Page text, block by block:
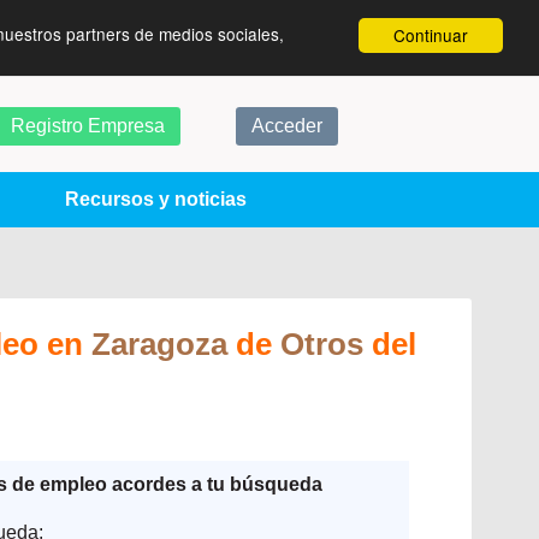
Continuar
partners de medios sociales,
Registro Empresa Acceder
Recursos y noticias
en Zaragozade Otros del
de empleo acordes a tu búsqueda